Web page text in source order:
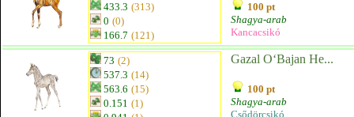
433.3 (313)
0 (0)
166.7 (121)
100 pt
Shagya-arab
Kancacsikó
73 (2)
537.3 (14)
563.6 (15)
0.151 (1)
Gazal O‘Bajan He...
100 pt
Shagya-arab
Csődörcsikó